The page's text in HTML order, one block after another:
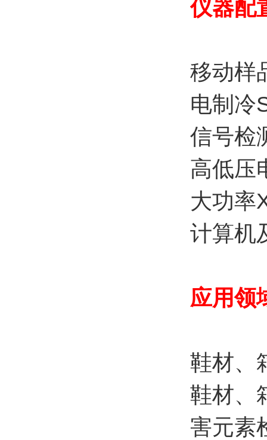
仪器配
移动样
电制冷
信号检
高低压
大功率
计算机
应用领
鞋材、
鞋材、
害元素